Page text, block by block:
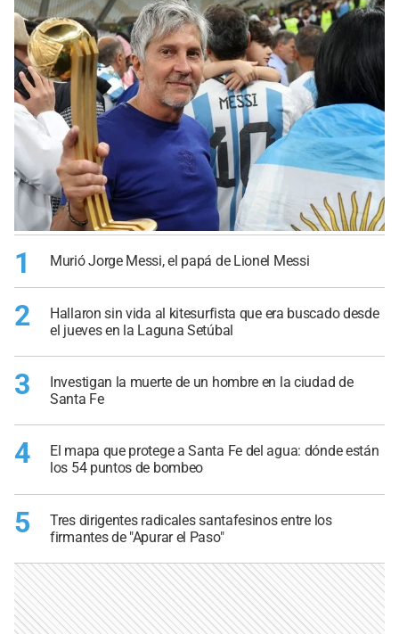
1 Murió Jorge Messi, el papá de Lionel Messi
2
Hallaron sin vida al kitesurfista que era buscado desde
el jueves en la Laguna Setúbal
3
Investigan la muerte de un hombre en la ciudad de
Santa Fe
4
El mapa que protege a Santa Fe del agua: dónde están
los 54 puntos de bombeo
5
Tres dirigentes radicales santafesinos entre los
firmantes de "Apurar el Paso"